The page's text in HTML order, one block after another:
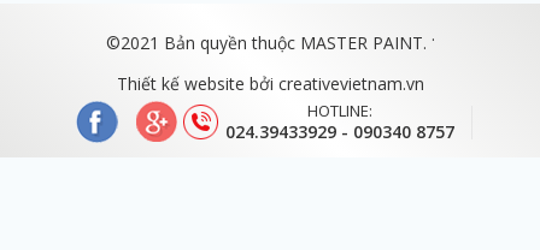
©2021 Bản quyền thuộc MASTER PAINT. .
Thiết kế website bởi creativevietnam.vn
HOTLINE:
024.39433929 - 090340 8757